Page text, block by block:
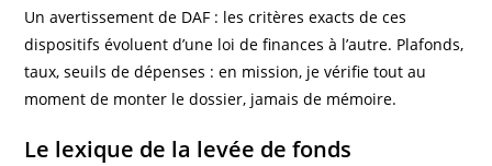
Un avertissement de DAF : les critères exacts de ces
dispositifs évoluent d’une loi de finances à l’autre. Plafonds,
taux, seuils de dépenses : en mission, je vérifie tout au
moment de monter le dossier, jamais de mémoire.
Le lexique de la levée de fonds